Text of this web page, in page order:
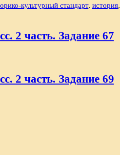
культурный стандарт, история,
2 часть. Задание 67
2 часть. Задание 69